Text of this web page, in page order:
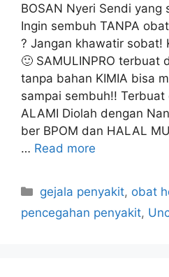
BOSAN Nyeri Sendi yang
Ingin sembuh TANPA
? Jangan khawatir sobat!
🙂 SAMULINPRO terbuat
tanpa bahan KIMIA bisa
sampai sembuh!! Terbuat
ALAMI Diolah dengan
ber BPOM dan HALAL
… Read more
C
gejala penyakit, obat
pencegahan penyakit,